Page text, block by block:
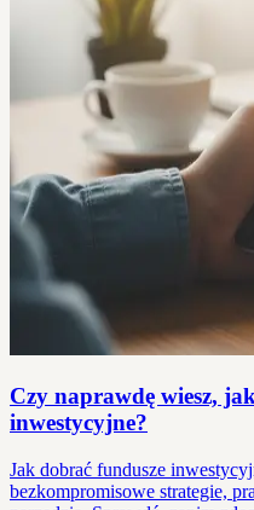
Czy naprawdę wiesz,
inwestycyjne?
Jak dobrać fundusze
bezkompromisowe strategie,